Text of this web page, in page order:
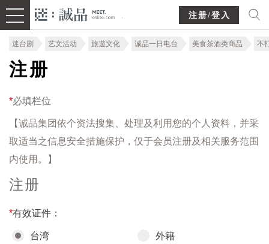
注册/登入
迷台剧 艺文活动 旅遊文化 诚品一日电台 美食茶酒类商品 不
注册
*必填栏位
【诚品集团依个资法搜集、处理及利用您的个人资料，并采
取适当之信息安全措施保护，仅于会员注册及相关服务范围
内使用。】
注册
*有效证件：
台湾 外籍